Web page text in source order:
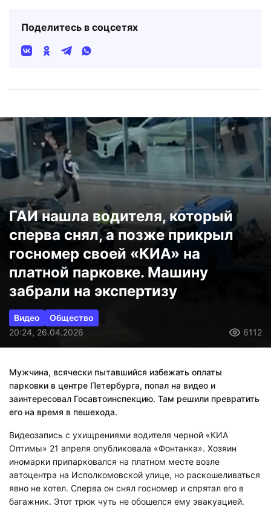
Поделитесь в соцсетях
ГАИ нашла водителя, который
сперва снял, а позже прикрыл
госномер своей «КИА» на
платной парковке. Машину
забрали на экспертизу
Видео
Общество
20:24, 26.04.2026
6112
Мужчина, всячески пытавшийся избежать оплаты
парковки в центре Петербурга, попал на видео и
заинтересовал Госавтоинспекцию. Там решили превратить
его на время в пешехода.
Видеозапись с ухищрениями водителя черной «КИА
Оптимы» 21 апреля опубликовала «Фонтанка». Хозяин
иномарки припарковался на платном месте возле
автоцентра на Исполкомовской улице, но раскошеливаться
явно не хотел. Сперва он снял госномер и спрятал его в
багажник. Этот трюк чуть не обошелся ему эвакуацией.